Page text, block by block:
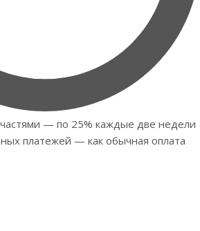
— по 25% каждые две недели
платежей — как обычная оплата